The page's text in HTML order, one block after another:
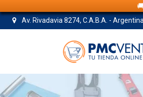
Av. Rivadavia 8274, C.A.B.A. - Argentina